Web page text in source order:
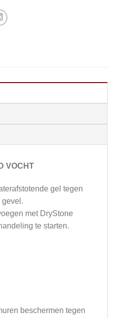
VOCHT
gel tegen
gevel.
met DryStone
te starten.
beschermen tegen